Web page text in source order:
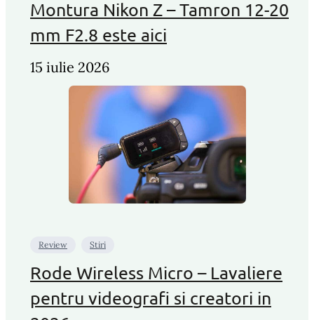
Montura Nikon Z – Tamron 12-20
mm F2.8 este aici
15 iulie 2026
Review Stiri
Rode Wireless Micro – Lavaliere
pentru videografi si creatori in